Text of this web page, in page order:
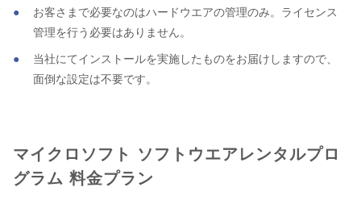
お客さまで必要なのはハードウエアの管理のみ。ライセンス
管理を行う必要はありません。
当社にてインストールを実施したものをお届けしますので、
面倒な設定は不要です。
マイクロソフト ソフトウエアレンタルプロ
グラム 料金プラン